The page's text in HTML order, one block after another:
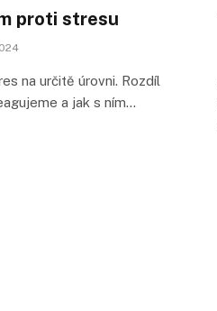
proti stresu
na určitě úrovni. Rozdíl
a jak s ním…